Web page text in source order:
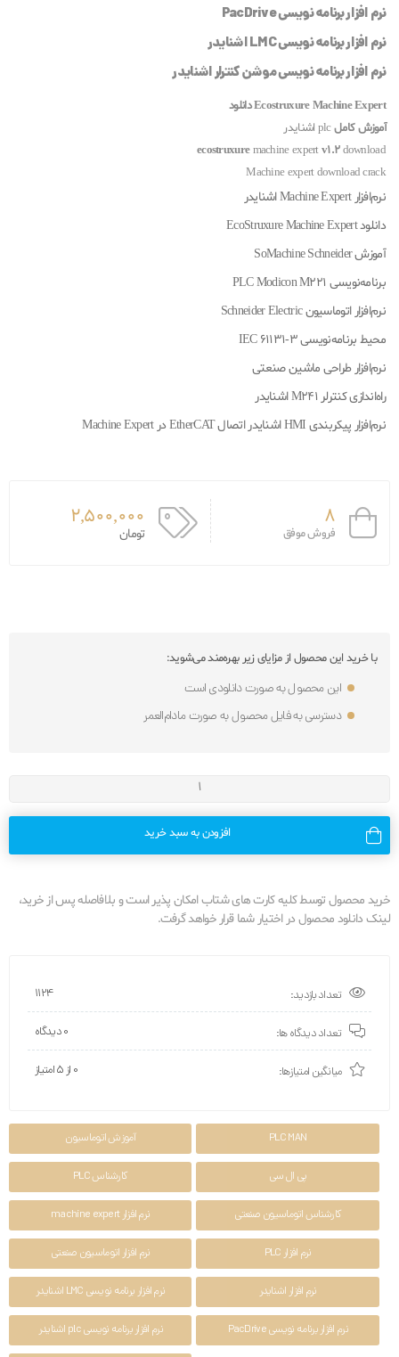
نرم افزار برنامه نویسی PacDrive
نرم افزار برنامه نویسی LMC اشنایدر
نرم افزار برنامه نویسی موشن کنترلر اشنایدر
Ecostruxure Machine Expert دانلود
آموزش کامل
ecostruxuremachine expertv1.2download
Machine expert download crack
نرم‌افزار Machine Expert اشنایدر
دانلود EcoStruxure Machine Expert
آموزش SoMachine Schneider
برنامه‌نویسی PLC Modicon M221
نرم‌افزار اتوماسیون Schneider Electric
محیط برنامه‌نویسی IEC 61131-3
نرم‌افزار طراحی ماشین صنعتی
راه‌اندازی کنترلر M241 اشنایدر
نرم‌افزار پیکربندی HMI اشنایدر اتصال EtherCAT در Machine Expert
8
فروش موفق
2,500,000
تومان
با خرید این محصول از مزایای زیر بهره‌مند می‌شوید:
این محصول به صورت دانلودی است
دسترسی به فایل محصول به صورت مادام‌العمر
افزودن به سبد خرید
خرید محصول توسط کلیه کارت های شتاب امکان پذیر است و بلافاصله پس از خرید،
لینک دانلود محصول در اختیار شما قرار خواهد گرفت.
تعداد بازدید: 1124
تعداد دیدگاه ها: 0 دیدگاه
میانگین امتیازها: 0 از ۵ امتیاز
PLC MAN آموزش اتوماسیون
پی ال سی کارشناس PLC
کارشناس اتوماسیون صنعتی نرم افزار machine expert
نرم افزار PLC نرم افزار اتوماسیون صنعتی
نرم افزار اشنایدر نرم افزار برنامه نویسی LMC اشنایدر
نرم افزار برنامه نویسی PacDrive نرم افزار برنامه نویسی plc اشنایدر